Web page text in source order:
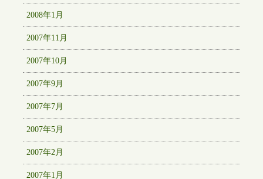
2008年1月
2007年11月
2007年10月
2007年9月
2007年7月
2007年5月
2007年2月
2007年1月